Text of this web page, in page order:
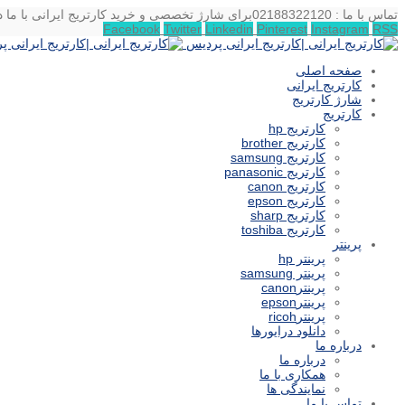
تماس با ما : 02188322120
برای شارژ تخصصی و خرید کارتریج ایرانی با ما
Facebook Twitter Linkedin Pinterest Instagram RSS
صفحه اصلی
کارتریج ایرانی
شارژ کارتریج
کارتریج
کارتریج hp
کارتریج brother
کارتریج samsung
کارتریج panasonic
کارتریج canon
کارتریج epson
کارتریج sharp
کارتریج toshiba
پرینتر
پرینتر hp
پرینتر samsung
پرینترcanon
پرینترepson
پرینترricoh
دانلود درایورها
درباره ما
درباره ما
همکاری با ما
نمایندگی ها